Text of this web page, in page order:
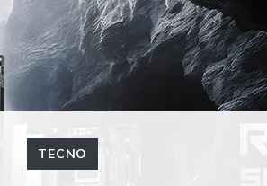
TECNO